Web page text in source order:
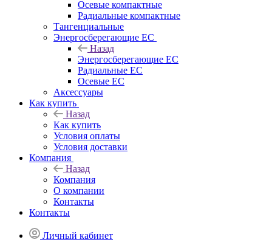
Осевые компактные
Радиальные компактные
Тангенциальные
Энергосберегающие EC
Назад
Энергосберегающие EC
Радиальные EC
Осевые EC
Аксессуары
Как купить
Назад
Как купить
Условия оплаты
Условия доставки
Компания
Назад
Компания
О компании
Контакты
Контакты
Личный кабинет